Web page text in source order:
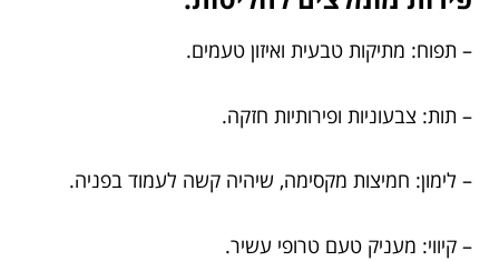
– תפוח: מתיקות טבעית ואיזון טעמים.
– תות: צבעוניות ופירותיות חזקה.
– לימון: חמיצות מקסימה, שיהיה קשה לעמוד בפניה.
– קיווי: מעניק טעם טרופי עשיר.